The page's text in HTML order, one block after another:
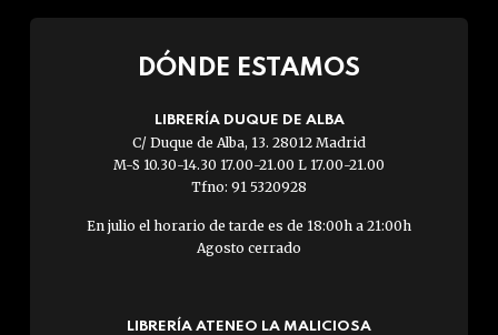
DÓNDE ESTAMOS
LIBRERÍA DUQUE DE ALBA
C/ Duque de Alba, 13. 28012 Madrid
M-S 10.30-14.30 17.00-21.00 L 17.00-21.00
Tfno: 91 5320928
En julio el horario de tarde es de 18:00h a 21:00h
Agosto cerrado
LIBRERÍA ATENEO LA MALICIOSA